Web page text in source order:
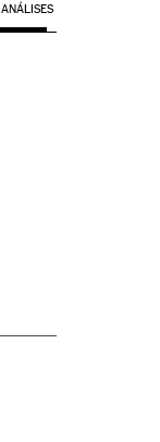
ANÁLISES